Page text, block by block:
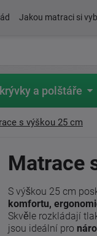
Jakou matraci si
a polštáře
s výškou 25 cm
Matrace
S výškou 25 cm
komfortu,
Skvěle rozkládají
jsou ideální pro